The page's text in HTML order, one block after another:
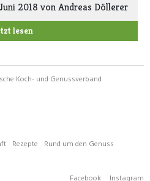
2018 von Andreas Döllerer
lesen
Koch- und Genussverband
Rezepte
Rund um den Genuss
Facebook
Instagram